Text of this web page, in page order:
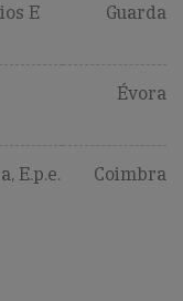
E
Guarda
Évora
E.p.e. Coimbra